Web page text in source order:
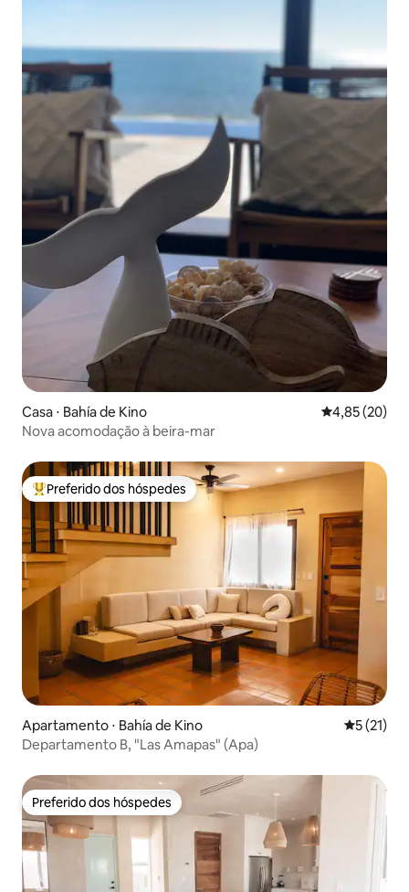
Casa ⋅ Bahía de Kino 4,85 de uma
4,85 (20)
Nova acomodação à beira-mar
Entre os melhores preferidos dos hóspedes
Preferido dos hóspedes
Apartamento ⋅ Bahía de Kino 5 de uma
5 (21)
Departamento B, "Las Amapas" (Apa)
Preferido dos hóspedes
Preferido dos hóspedes